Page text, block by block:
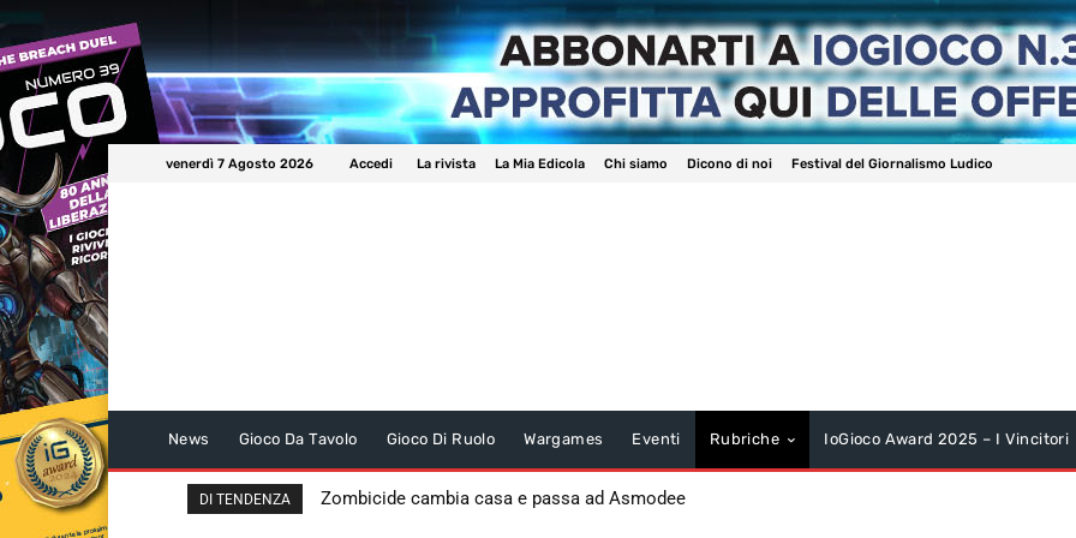
venerdì 7 Agosto 2026 Accedi La rivista La Mia Edicola Chi siamo Dicono di noi Festival del Giornalismo Ludico
News Gioco Da Tavolo Gioco Di Ruolo Wargames Eventi Rubriche IoGioco Award 2025 – I Vincitori
DI TENDENZA Zombicide cambia casa e passa ad Asmodee